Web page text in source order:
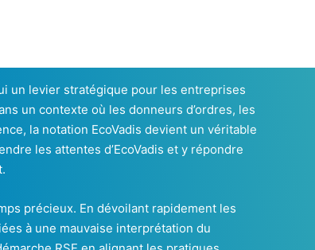
un levier stratégique pour les entreprises
un contexte où les donneurs d’ordres, les
la notation EcoVadis devient un véritable
les attentes d’EcoVadis et y répondre
précieux. En dévoilant rapidement les
à une mauvaise interprétation du